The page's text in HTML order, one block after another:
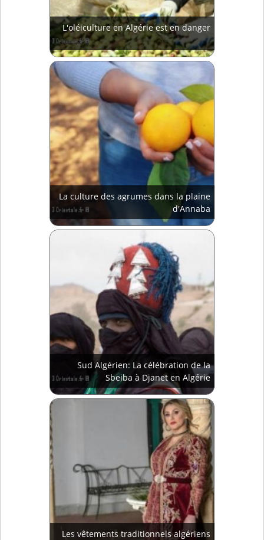
L'oléiculture en Algérie est en danger
La culture des agrumes dans la plaine
d'Annaba
Sud Algérien: La célébration de la
Sbeiba à Djanet en Algérie
Les vêtements traditionnels algériens